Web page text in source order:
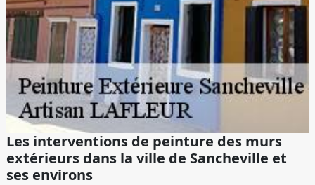
Les interventions de peinture des murs
extérieurs dans la ville de Sancheville et
ses environs